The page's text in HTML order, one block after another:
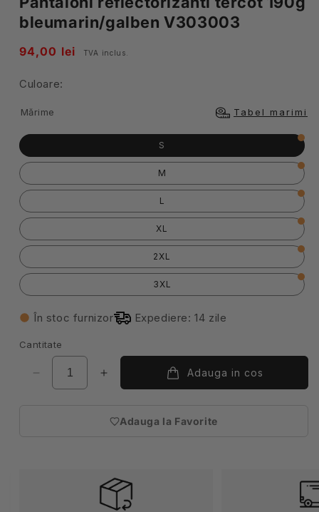
bleumarin/galben V303003
Pret
94,00 lei TVA inclus.
Culoare:
Mărime Tabel marimi
S
M
L
XL
2XL
3XL
În stoc furnizor Expediere: 14 zile
Cantitate
Reduceți
cantitatea
bleumarin/galben
Creșteți
cantitatea
Pantaloni
bleumarin/galben
V303003
Adauga in cos
Adauga la Favorite
(necesita